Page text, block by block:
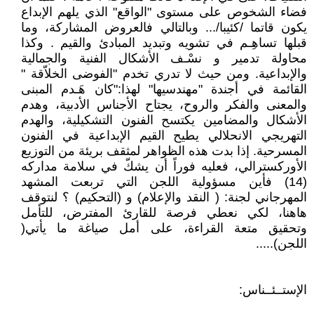
فضاء الشخوص على مستوى "الواقع" الذي يلهم الإبداع
يكون قاتما /كئيبا/... وبالتالي فالعروض المشاركة، وما
قبلها تساهِـم في تشويه وتبديد المبادئ والقيم . وكذا
محاولة تدمير و نسْـف الأشكال الفنية والجمالية
والإبداعية. ومن حيث لا تدري تخدم "الفوضى الخلاّقة "
القائمة في أجندة "مهندسيها" لهذا:"كان هَـدم المبنى
والمعنى والفكر والروح، يجتاح الأجناس الأدبية، وهدم
الأشكال والمضامين يكتسح الفنون التشكيلية، والهدم
التهريجي الانحلالي يطيح القيم الإبداعية في الفنون
المسرحية. إذا بدت هذه الظواهر لمثقف بريئة من التوزيع
الأوركسترالي، فعليه فوراً أن يشكّ في سلامة مداركه
(14) فأين مسؤولية اللجن التي تربعت المشهد
المهرجاني لجنة: ( النقد والإعلام) و (التحكيم) ؟ لنتوقف
هاهنا، لكي نعطي فرصة للقارئ المفترض، للتأمل
وتحقيق متعة القراءة، على أمل صياغة ما يأتي(
اللجن).....
الإستــئــناس: